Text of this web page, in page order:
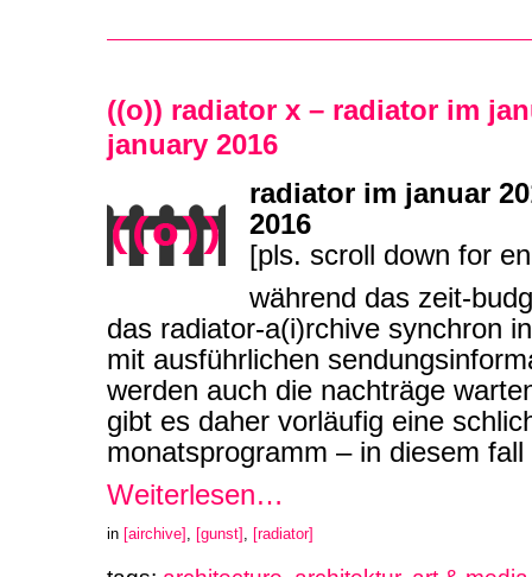
((o)) radiator x – radiator im
january 2016
radiator im januar
2016
[pls. scroll down for
während das zeit-
das radiator-a(i)rchive synchron
mit ausführlichen
werden auch die nachträge
gibt es daher vorläufig eine
monatsprogramm – in diesem
Weiterlesen…
in [airchive] [gunst] [radiator]